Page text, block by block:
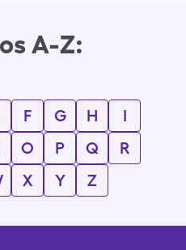
A-Z:
F G H
I
O P Q
R
X Y Z